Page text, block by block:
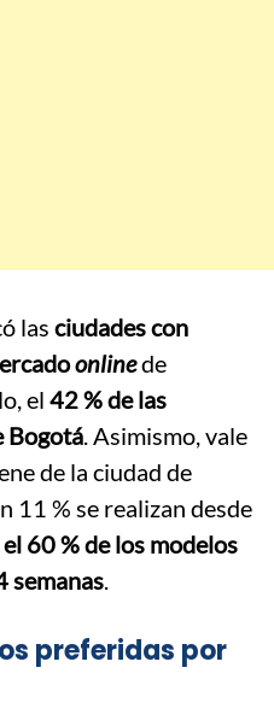
las ciudades con
onlinede
el 42 % de las
Bogotá. Asimismo, vale
de la ciudad de
11 % se realizan desde
el 60 % de los modelos
semanas.
preferidas por